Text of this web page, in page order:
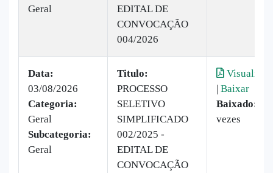
Geral
EDITAL DE
CONVOCAÇÃO
004/2026
Data:
03/08/2026
Categoria:
Geral
Subcategoria:
Geral
Titulo:
PROCESSO
SELETIVO
SIMPLIFICADO
002/2025 -
EDITAL DE
CONVOCAÇÃO
Visualizar
| Baixar
Baixado:
vezes